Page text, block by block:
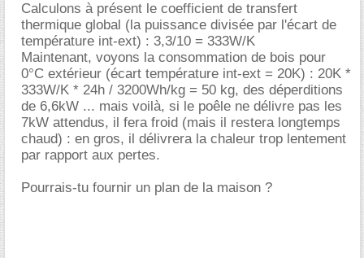
Calculons à présent le coefficient de transfert
thermique global (la puissance divisée par l'écart de
température int-ext) : 3,3/10 = 333W/K
Maintenant, voyons la consommation de bois pour
0°C extérieur (écart température int-ext = 20K) : 20K *
333W/K * 24h / 3200Wh/kg = 50 kg, des déperditions
de 6,6kW ... mais voilà, si le poêle ne délivre pas les
7kW attendus, il fera froid (mais il restera longtemps
chaud) : en gros, il délivrera la chaleur trop lentement
par rapport aux pertes.
Pourrais-tu fournir un plan de la maison ?